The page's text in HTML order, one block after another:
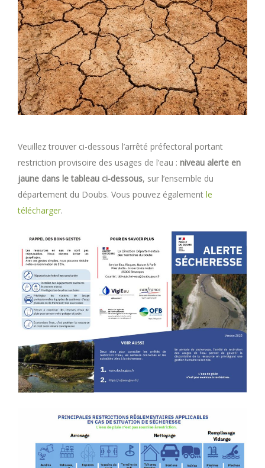
Veuillez trouver ci-dessous l’arrêté préfectoral portant
restriction provisoire des usages de l’eau : niveau alerte en
jaune dans le tableau ci-dessous, sur l’ensemble du
département du Doubs. Vous pouvez également le
télécharger.